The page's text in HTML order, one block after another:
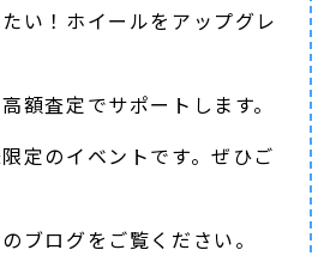
い！ホイールをアップグレ
額査定でサポートします。
定のイベントです。ぜひご
ブログをご覧ください。